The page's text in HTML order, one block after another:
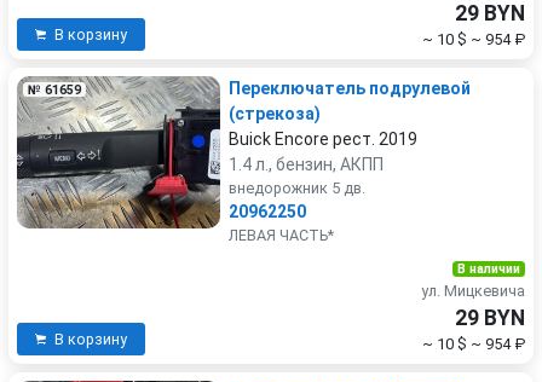
В корзину
29 BYN
~ 10 $ ~ 954 ₽
№ 61659
Переключатель подрулевой
(стрекоза)
Buick Encore рест. 2019
1.4 л., бензин, АКПП
внедорожник 5 дв.
20962250
ЛЕВАЯ ЧАСТЬ*
В корзину
В наличии
ул. Мицкевича
29 BYN
~ 10 $ ~ 954 ₽